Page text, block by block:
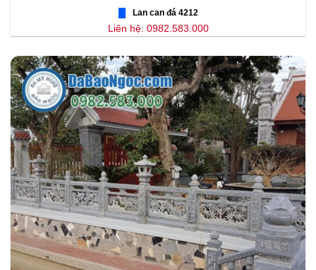
Lan can đá 4212
Liên hệ: 0982.583.000